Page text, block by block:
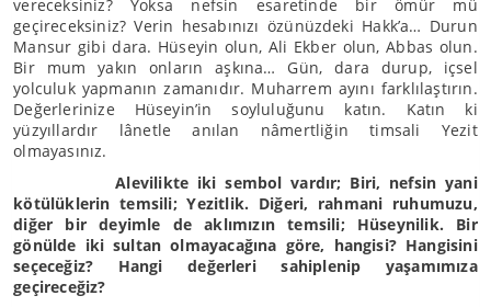
vereceksiniz? Yoksa nefsin esaretinde bir ömür mü
geçireceksiniz? Verin hesabınızı özünüzdeki Hakk’a… Durun
Mansur gibi dara. Hüseyin olun, Ali Ekber olun, Abbas olun.
Bir mum yakın onların aşkına… Gün, dara durup, içsel
yolculuk yapmanın zamanıdır. Muharrem ayını farklılaştırın.
Değerlerinize Hüseyin’in soyluluğunu katın. Katın ki
yüzyıllardır lânetle anılan nâmertliğin timsali Yezit
olmayasınız.
Alevilikte iki sembol vardır; Biri, nefsin yani
kötülüklerin temsili; Yezitlik. Diğeri, rahmani ruhumuzu,
diğer bir deyimle de aklımızın temsili; Hüseynilik. Bir
gönülde iki sultan olmayacağına göre, hangisi? Hangisini
seçeceğiz? Hangi değerleri sahiplenip yaşamımıza
geçireceğiz?